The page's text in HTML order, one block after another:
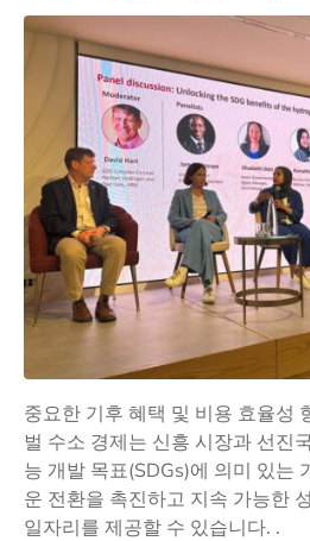
중요한 기후 혜택 및 비용 효율성
벌 수소 경제는 신흥 시장과 선진
능 개발 목표(SDGs)에 의미 있는
운 전환을 촉진하고 지속 가능한
일자리를 제공할 수 있습니다. .